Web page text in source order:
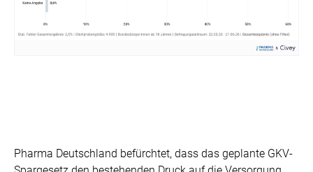
Pharma Deutschland befürchtet, dass das geplante GKV-